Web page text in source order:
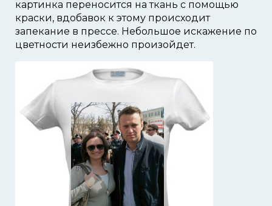
картинка переносится на ткань с помощью
краски, вдобавок к этому происходит
запекание в прессе. Небольшое искажение по
цветности неизбежно произойдет.